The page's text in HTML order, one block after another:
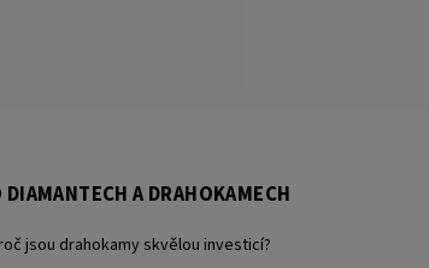
DIAMANTECH A DRAHOKAMECH
jsou drahokamy skvělou investicí?